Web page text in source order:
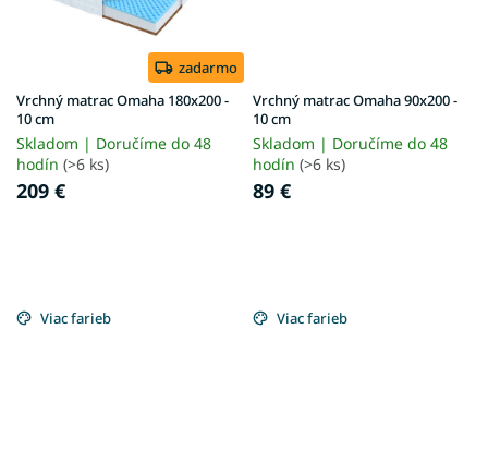
zadarmo
Vrchný matrac Omaha 180x200 -
10 cm
Skladom | Doručíme do 48
hodín (>6 ks)
209 €
Vrchný matrac Omaha 90x200 -
10 cm
Skladom | Doručíme do 48
hodín (>6 ks)
89 €
Viac farieb Viac farieb